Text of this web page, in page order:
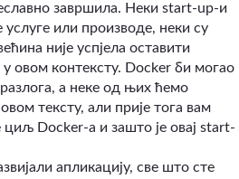
завршила. Неки start-up-и
или производе, неки су
није успјела оставити
у овом контексту. Docker би могао
а неке од њих ћемо
тексту, али прије тога вам
Docker-a и зашто је овај start-
апликацију, све што сте